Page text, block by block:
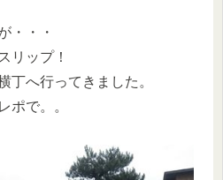
・・・
リップ！
丁へ行ってきました。
ポで。。